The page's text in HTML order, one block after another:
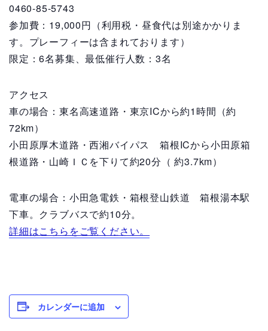
0460-85-5743
参加費：19,000円（利用税・昼食代は別途かかりま
す。プレーフィーは含まれております）
限定：6名募集、最低催行人数：3名
アクセス
車の場合：東名高速道路・東京ICから約1時間（約
72km）
小田原厚木道路・西湘バイパス 箱根ICから小田原箱
根道路・山崎ＩＣを下りて約20分（ 約3.7km）
電車の場合：小田急電鉄・箱根登山鉄道 箱根湯本駅
下車。クラブバスで約10分。
詳細はこちらをご覧ください。
カレンダーに追加